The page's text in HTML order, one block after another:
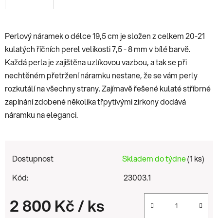
Perlový náramek o délce 19,5 cm je složen z celkem 20-21
kulatých říčních perel velikosti 7,5 - 8 mm v bílé barvě.
Každá perla je zajištěna uzlíkovou vazbou, a tak se při
nechtěném přetržení náramku nestane, že se vám perly
rozkutálí na všechny strany. Zajímavě řešené kulaté stříbrné
zapínání zdobené několika třpytivými zirkony dodává
náramku na eleganci.
Dostupnost Skladem do týdne(1 ks)
Kód:
23003.1
2 800 Kč/ ks